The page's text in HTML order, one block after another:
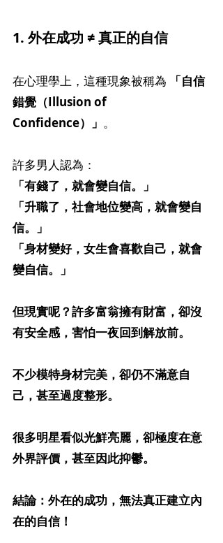
1. 外在成功 ≠ 真正的自信
在心理學上，這種現象被稱為
「自信
錯覺（Illusion of
Confidence）」 。
許多男人認為：
「有錢了，就會變自信。」
「升職了，社會地位變高，就會變自
信。」
「身材變好，女生會喜歡自己，就會
變自信。」
但現實呢？許多富翁擁有財富，卻沒
有安全感，害怕一夜回到解放前。
不少模特身材完美，卻仍不滿意自
己，甚至過度整形。
很多明星看似光鮮亮麗，卻極度在意
外界評價，甚至因此抑鬱。
結論：外在的成功，無法真正建立內
在的自信！